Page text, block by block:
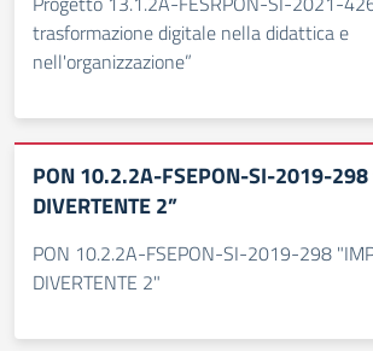
trasformazione digitale nella didattica e
nell'organizzazione”
PON 10.2.2A-FSEPON-SI-2019-298
DIVERTENTE 2”
PON 10.2.2A-FSEPON-SI-2019-298
DIVERTENTE 2"